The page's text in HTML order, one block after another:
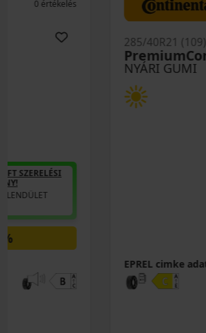
PremiumContact 7 XL FR
285/40R21 (109) Y
AKÁR
Használja
EPREL cimke adatok: